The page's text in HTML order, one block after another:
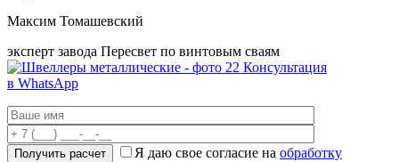
Максим Томашевский
эксперт завода Пересвет по винтовым сваям
Консультация
в WhatsApp
Я даю свое согласие на обработку